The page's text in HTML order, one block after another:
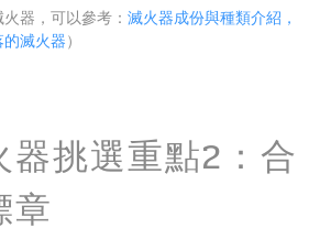
器，可以參考： 滅火器成份與種類介紹，
滅火器）
器挑選重點2：合
章